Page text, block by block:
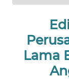
Lama
NUSANTARA